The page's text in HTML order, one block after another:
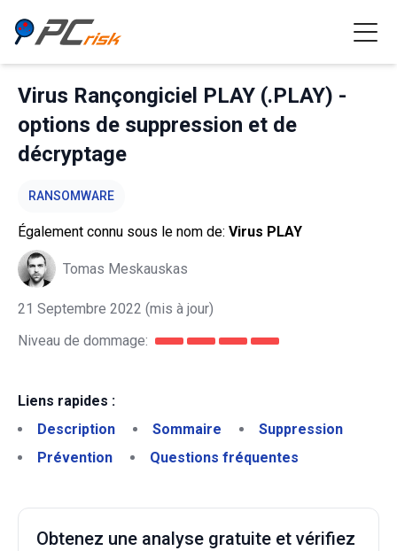
Virus Rançongiciel PLAY (.PLAY) -
options de suppression et de
décryptage
RANSOMWARE
Également connu sous le nom de: Virus PLAY
Tomas Meskauskas
21 Septembre 2022 (mis à jour)
Niveau de dommage:
Liens rapides :
Description
Sommaire
Suppression
Prévention
Questions fréquentes
Obtenez une analyse gratuite et vérifiez